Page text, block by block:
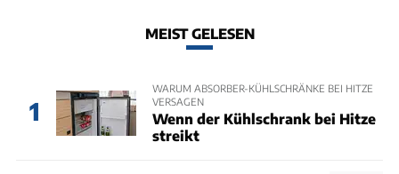
MEIST GELESEN
1
WARUM ABSORBER-KÜHLSCHRÄNKE BEI HITZE
VERSAGEN
Wenn der Kühlschrank bei Hitze
streikt